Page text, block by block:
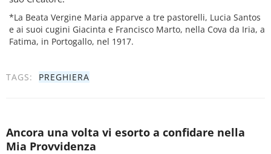
*La Beata Vergine Maria apparve a tre pastorelli, Lucia Santos
e ai suoi cugini Giacinta e Francisco Marto, nella Cova da Iria, a
Fatima, in Portogallo, nel 1917.
TAGS: PREGHIERA
Ancora una volta vi esorto a confidare nella
Mia Provvidenza